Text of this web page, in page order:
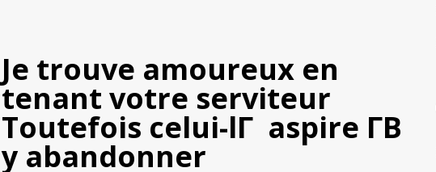
Je trouve amoureux en
tenant votre serviteur
Toutefois celui-lГ aspire Г­В
y abandonner